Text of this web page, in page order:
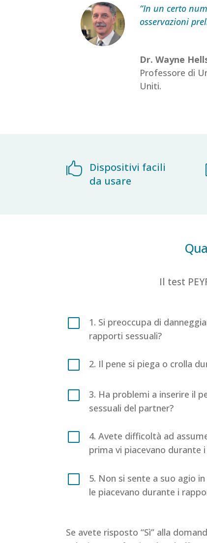
“In un certo
osservazioni
Dr. Wayne
Professore di
Uniti.

Dispositivi facili
da usare
Il test
V
1. Si preoccupa di
rapporti sessuali?
V 2. Il pene si piega o crolla
V
3. Ha problemi a inserire il
sessuali del partner?
V
4. Avete difficoltà ad
prima vi piacevano durante
V
5. Non si sente a suo agio
le piacevano durante i
Se avete risposto “Sì” alla